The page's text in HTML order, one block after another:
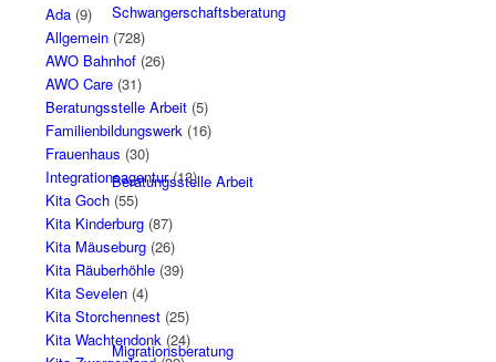
Schwangerschaftsberatung
Beratungsstelle Arbeit
Migrationsberatung
Ada(9)
Allgemein(728)
AWO Bahnhof(26)
AWO Care(31)
Beratungsstelle Arbeit(5)
Familienbildungswerk(16)
Frauenhaus (30)
Integrationsagentur(13)
Kita Goch(55)
Kita Kinderburg(87)
Kita Mäuseburg(26)
Kita Räuberhöhle(39)
Kita Sevelen(4)
Kita Storchennest(25)
Kita Wachtendonk(24)